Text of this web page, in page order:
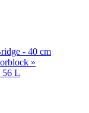
- 40 cm
»
56 L